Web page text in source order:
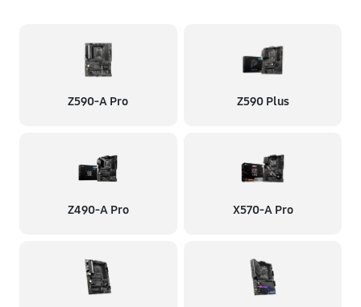
Z590-A Pro Z590 Plus
Z490-A Pro X570-A Pro